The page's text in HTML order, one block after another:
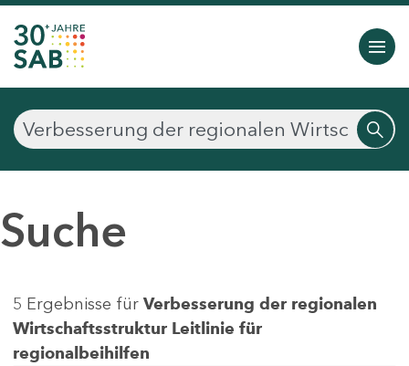
Suche
5 Ergebnisse für Verbesserung der regionalen
Wirtschaftsstruktur Leitlinie für
regionalbeihilfen